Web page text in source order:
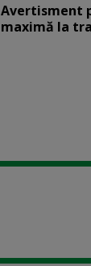
Avertisment
maximă la